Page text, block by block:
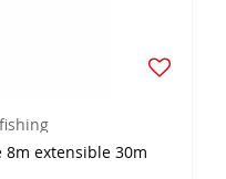
8m extensible 30m